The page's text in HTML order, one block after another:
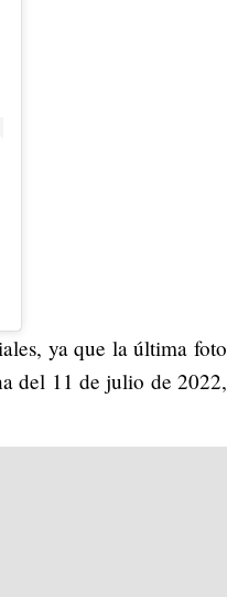
ya que la última foto
del 11 de julio de 2022,